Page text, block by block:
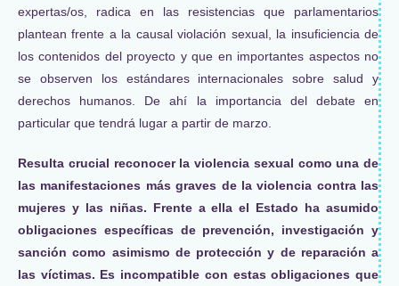
expertas/os, radica en las resistencias que parlamentarios
plantean frente a la causal violación sexual, la insuficiencia de
los contenidos del proyecto y que en importantes aspectos no
se observen los estándares internacionales sobre salud y
derechos humanos. De ahí la importancia del debate en
particular que tendrá lugar a partir de marzo.
Resulta crucial reconocer la violencia sexual como una de
las manifestaciones más graves de la violencia contra las
mujeres y las niñas. Frente a ella el Estado ha asumido
obligaciones específicas de prevención, investigación y
sanción como asimismo de protección y de reparación a
las víctimas. Es incompatible con estas obligaciones que